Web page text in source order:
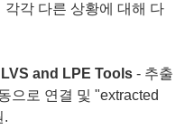
각각 다른 상황에 대해 다
and LPE Tools - 추출
으로 연결 및 "extracted
.